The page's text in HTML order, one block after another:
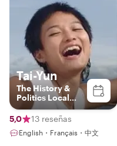
Tai-Yun
The History &
Politics Local
Insider (English
and French
speaker)
5,0 13 reseñas
English・Français・中文